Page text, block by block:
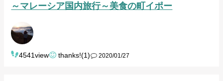
～マレーシア国内旅行～美食の町イポー
4541view thanks!(1) 2020/01/27